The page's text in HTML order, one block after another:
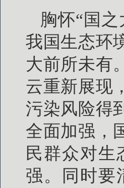
胸怀“国
我国生态环
大前所未有
云重新展现
污染风险得
全面加强，
民群众对生
强。同时要